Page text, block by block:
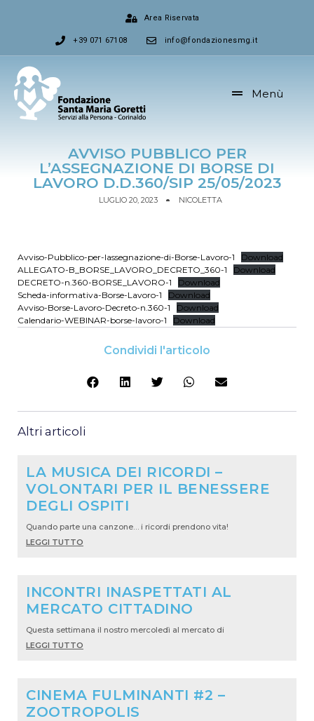
Area Riservata
+39 071 67108 info@fondazionesmg.it
Menù
AVVISO PUBBLICO PER
L’ASSEGNAZIONE DI BORSE DI
LAVORO D.D.360/SIP 25/05/2023
LUGLIO 20, 2023 NICOLETTA
Avviso-Pubblico-per-lassegnazione-di-Borse-Lavoro-1
Download
ALLEGATO-B_BORSE_LAVORO_DECRETO_360-1
Download
DECRETO-n.360-BORSE_LAVORO-1
Download
Scheda-informativa-Borse-Lavoro-1
Download
Avviso-Borse-Lavoro-Decreto-n.360-1
Download
Calendario-WEBINAR-borse-lavoro-1
Download
Condividi l'articolo
Altri articoli
LA MUSICA DEI RICORDI –
VOLONTARI PER IL BENESSERE
DEGLI OSPITI
Quando parte una canzone… i ricordi prendono vita!
LEGGI TUTTO
INCONTRI INASPETTATI AL
MERCATO CITTADINO
Questa settimana il nostro mercoledì al mercato di
LEGGI TUTTO
CINEMA FULMINANTI #2 –
ZOOTROPOLIS